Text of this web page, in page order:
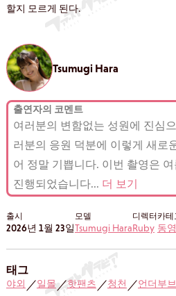
할지 모르게 된다.
Tsumugi Hara
출연자의 코멘트
여러분의 변함없는 성원에 진심
러분의 응원 덕분에 이렇게 새로
어 정말 기쁩니다. 이번 촬영은
진행되었습니다... 더 보기
출시
2026년 1월 23일
모델
Tsumugi Hara
디렉터
Ruby
카테
동
태그
야외／일몰／핫팬츠／청천／언더부브